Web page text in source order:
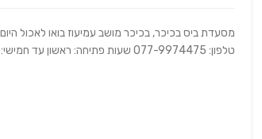
מסעדת ביס בכיכר, בכיכר מושב עמיעוז בואו לאכול
טלפון: 077-9974475 שעות פתיחה: ראשון עד חמישי: ‏‏21:00‏ – ‏10:00‏‏, ‏יום שישי‏ שבת סגור